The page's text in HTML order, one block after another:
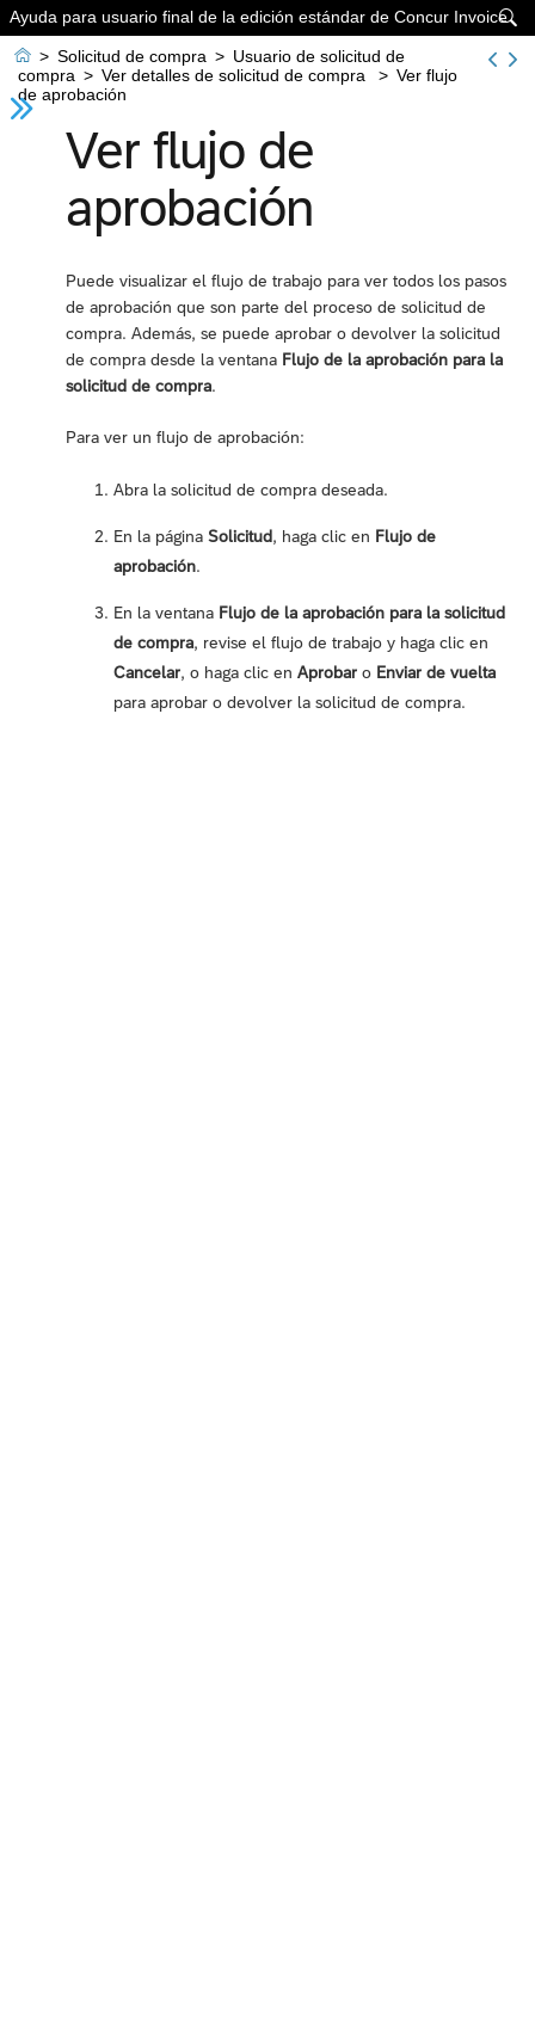

Ayuda para usuario final de la edición estándar de Concur Invoice
 > Solicitud de compra > Usuario de solicitud de
compra > Ver detalles de solicitud de compra > Ver flujo
de aprobación
Ver flujo de
aprobación
Puede visualizar el flujo de trabajo para ver todos los pasos
de aprobación que son parte del proceso de solicitud de
compra. Además, se puede aprobar o devolver la solicitud
de compra desde la ventana Flujo de la aprobación para la
solicitud de compra.
Para ver un flujo de aprobación:
Abra la solicitud de compra deseada.
En la página Solicitud, haga clic en Flujo de
aprobación.
En la ventana Flujo de la aprobación para la solicitud
de compra, revise el flujo de trabajo y haga clic en
Cancelar, o haga clic en Aprobar o Enviar de vuelta
para aprobar o devolver la solicitud de compra.